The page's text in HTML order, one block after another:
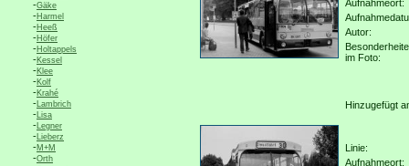
-Gäke
-Harmel
-Heeß
-Höfer
-Holtappels
-Kessel
-Klee
-Kolf
-Krahé
-Lambrich
-Lisa
-Legner
-Lieberz
-M+M
-Orth
Aufnahmeort:
Autor:
im Foto:
Hinzugefügt
Linie:
Aufnahmeort: